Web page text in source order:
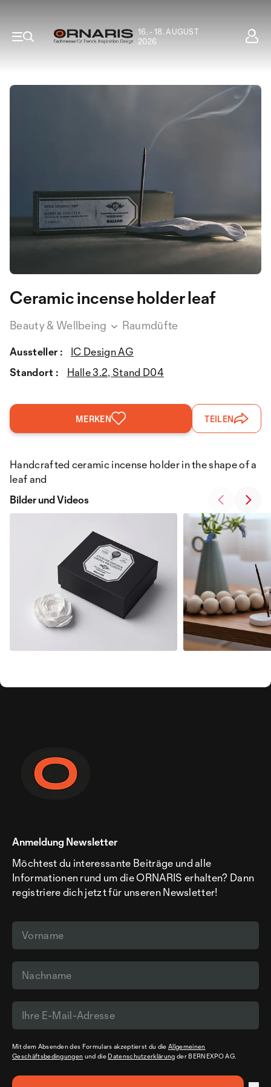
16. - 18. AUGUST
2026
Ceramic incense holder leaf
Beauty & Wellbeing Raumdüfte
Aussteller :
IC Design AG
Standort :
Halle 3.2, Stand D04
MERKEN TEILEN
Handcrafted ceramic incense holder in the shape of a
leaf and
Bilder und Videos
Anmeldung Newsletter
Möchtest du interessante Beiträge und alle
Informationen rund um die ORNARIS erhalten? Dann
registriere dich jetzt für unseren Newsletter!
Mit dem Absenden des Formulars akzeptierst du dieAllgemeinen
Geschäftsbedingungen und die Datenschutzerklärung der BERNEXPO AG.